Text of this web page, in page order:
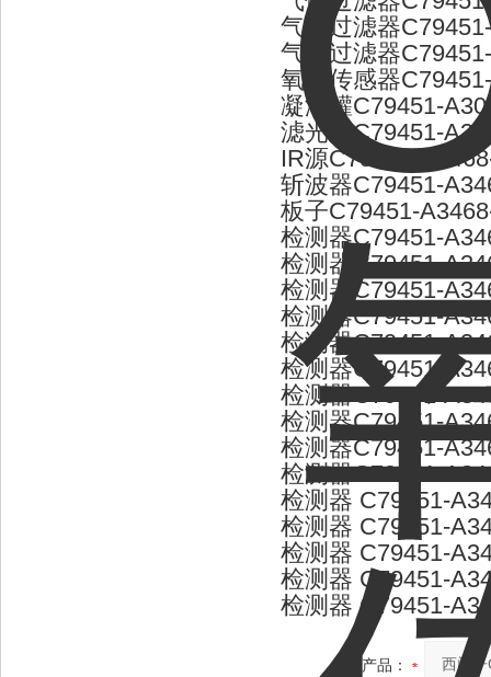
气体过滤器
气体过滤器
氧气传感器
凝液罐C79451-
滤光片C79451-
IR源C79451-
斩波器C79451-
板子C79451-
检测器C79451-
检测器C79451-
检测器C79451-
检测器C79451-
检测器C79451-
检测器C79451-
检测器C79451-
检测器C79451-
检测器C79451-
检测器C79451-
检测器 C79451-
检测器 C79451-
检测器 C79451-
检测器 C79451-
检测器 C79451-
产品：